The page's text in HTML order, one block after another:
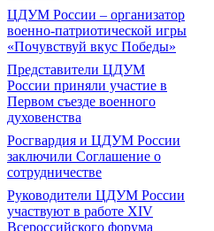
ЦДУМ России – организатор
военно-патриотической игры
«Почувствуй вкус Победы»
Представители ЦДУМ
России приняли участие в
Первом съезде военного
духовенства
Росгвардия и ЦДУМ России
заключили Соглашение о
сотрудничестве
Руководители ЦДУМ России
участвуют в работе XIV
Всероссийского форума